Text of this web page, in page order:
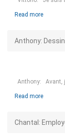
Read more
Anthony:
Anthony: Avant,
Read more
Chantal: